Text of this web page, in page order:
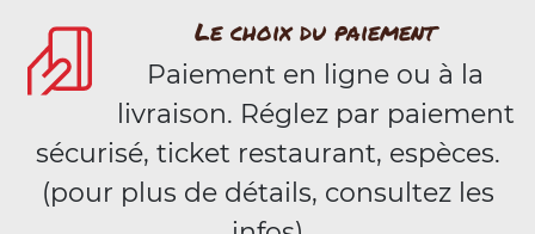
Le choix du paiement
Paiement en ligne ou à la
livraison. Réglez par paiement
sécurisé, ticket restaurant, espèces.
(pour plus de détails, consultez les